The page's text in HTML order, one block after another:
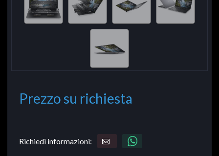
Prezzo su richiesta
Richiedi informazioni: